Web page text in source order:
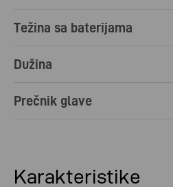
Težina sa baterijama
Dužina
Prečnik glave
Karakteristike